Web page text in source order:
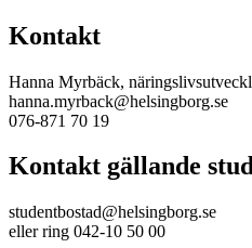
Kontakt
Hanna Myrbäck,
hanna.myrback@helsingborg.se
076-871 70 19
Kontakt gällande
studentbostad@helsingborg.se
eller ring 042-10 50 00